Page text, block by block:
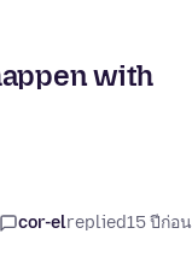
with
cor-elreplied15 ปีก่อน